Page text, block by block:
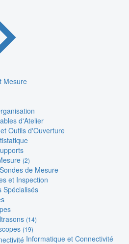
Mesure
d'Atelier
Outils d'Ouverture
(2)
de Mesure
et Inspection
Spécialisés
(14)
(19)
Informatique et Connectivité